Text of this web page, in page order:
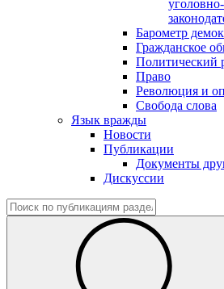
Барометр
Гражданское
Политический
Право
Революция и
Свобода слова
Язык вражды
Новости
Публикации
Документы
Дискуссии